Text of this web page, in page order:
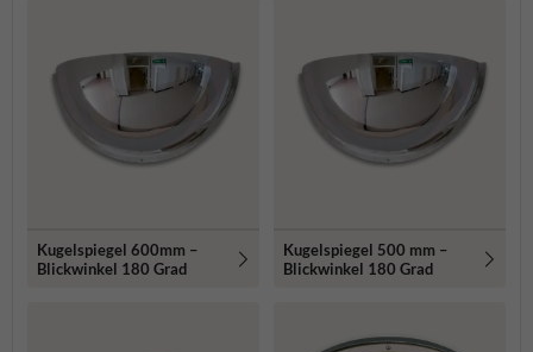
Kugelspiegel 600mm –
Blickwinkel 180 Grad
Kugelspiegel 500 mm –
Blickwinkel 180 Grad